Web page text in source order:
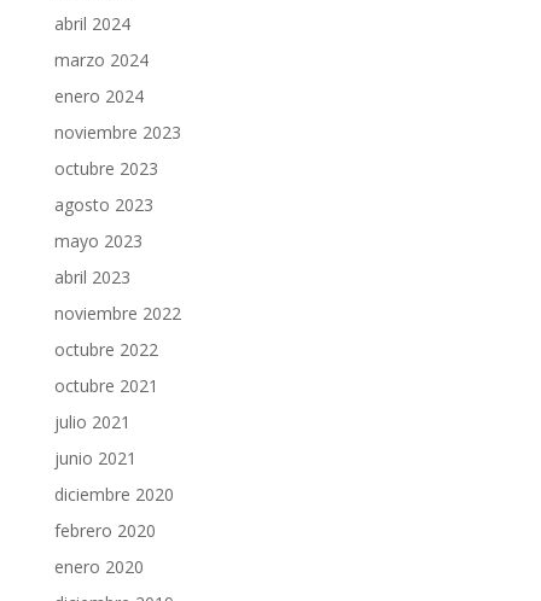
abril 2024
marzo 2024
enero 2024
noviembre 2023
octubre 2023
agosto 2023
mayo 2023
abril 2023
noviembre 2022
octubre 2022
octubre 2021
julio 2021
junio 2021
diciembre 2020
febrero 2020
enero 2020